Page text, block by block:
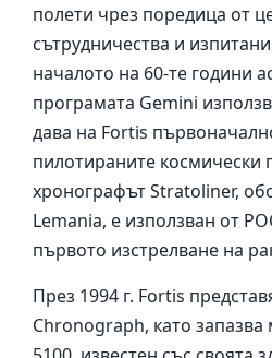
полети чрез поредица от
сътрудничества и
началото на 60-те години
програмата Gemini
дава на Fortis
пилотираните космически
хронографът Stratoliner,
Lemania, е използван от
първото изстрелване на
През 1994 г. Fortis
Chronograph, като